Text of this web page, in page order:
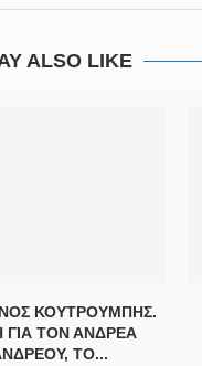
ALSO LIKE
ΚΟΥΤΡΟΥΜΠΉΣ.
ΓΙΑ ΤΟΝ ΑΝΔΡΈΑ
ΤΟ...